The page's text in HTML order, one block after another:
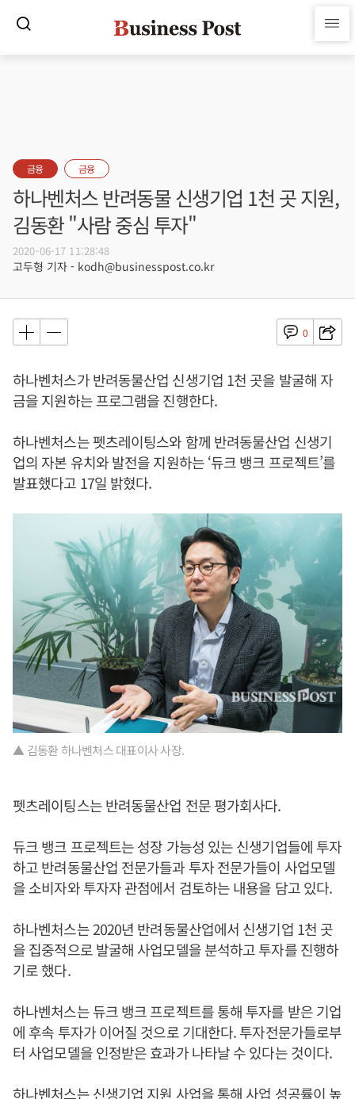
금융 금융
하나벤처스 반려동물 신생기업 1천 곳 지원,
김동환 "사람 중심 투자"
2020-06-17 11:28:48
고두형 기자 - kodh@businesspost.co.kr
0
하나벤처스가 반려동물산업 신생기업 1천 곳을 발굴해 자
금을 지원하는 프로그램을 진행한다.
하나벤처스는 펫츠레이팅스와 함께 반려동물산업 신생기
업의 자본 유치와 발전을 지원하는 ‘듀크 뱅크 프로젝트’를
발표했다고 17일 밝혔다.
▲ 김동환 하나벤처스 대표이사 사장.
펫츠레이팅스는 반려동물산업 전문 평가회사다.
듀크 뱅크 프로젝트는 성장 가능성 있는 신생기업들에 투자
하고 반려동물산업 전문가들과 투자 전문가들이 사업모델
을 소비자와 투자자 관점에서 검토하는 내용을 담고 있다.
하나벤처스는 2020년 반려동물산업에서 신생기업 1천 곳
을 집중적으로 발굴해 사업모델을 분석하고 투자를 진행하
기로 했다.
하나벤처스는 듀크 뱅크 프로젝트를 통해 투자를 받은 기업
에 후속 투자가 이어질 것으로 기대한다. 투자전문가들로부
터 사업모델을 인정받은 효과가 나타날 수 있다는 것이다.
하나벤처스는 신생기업 지원 사업을 통해 사업 성공률이 높